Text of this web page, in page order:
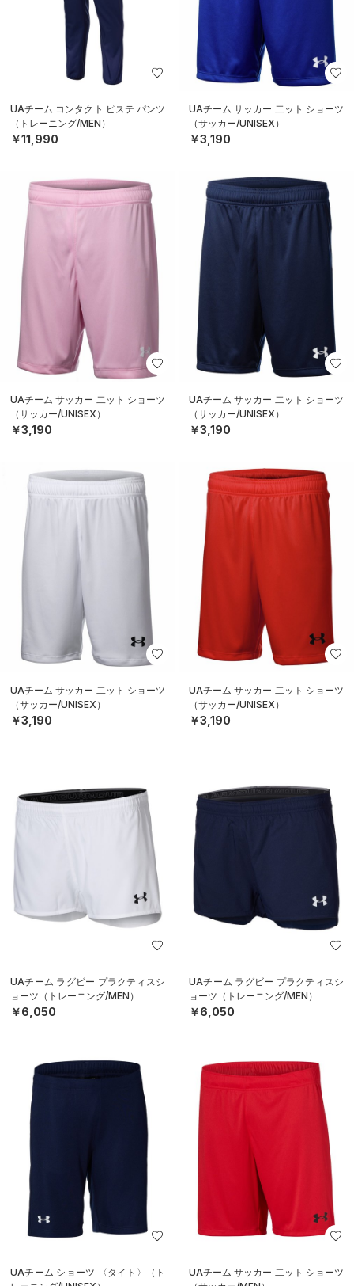
UAチーム コンタクト ピステ パンツ
（トレーニング/MEN）
￥11,990
UAチーム サッカー 二ット ショーツ
（サッカー/UNISEX）
￥3,190
UAチーム サッカー 二ット ショーツ
（サッカー/UNISEX）
￥3,190
UAチーム サッカー 二ット ショーツ
（サッカー/UNISEX）
￥3,190
UAチーム サッカー 二ット ショーツ
（サッカー/UNISEX）
￥3,190
UAチーム サッカー 二ット ショーツ
（サッカー/UNISEX）
￥3,190
UAチーム ラグビー プラクティスシ
ョーツ（トレーニング/MEN）
￥6,050
UAチーム ラグビー プラクティスシ
ョーツ（トレーニング/MEN）
￥6,050
UAチーム ショーツ 〈タイト〉（ト
UAチーム サッカー 二ット ショーツ